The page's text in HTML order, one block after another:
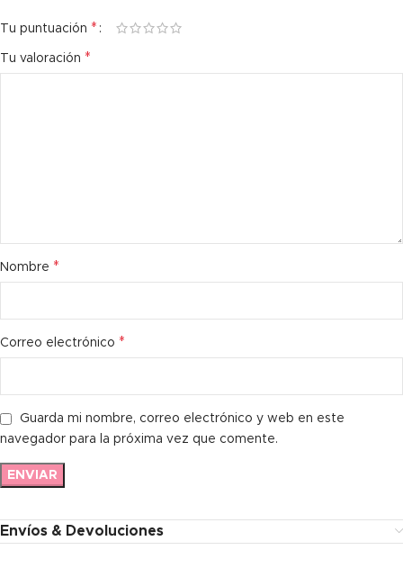
Tu puntuación *
Tu valoración *
Nombre *
Correo electrónico *
Guarda mi nombre, correo electrónico y web en este
navegador para la próxima vez que comente.
Envíos & Devoluciones